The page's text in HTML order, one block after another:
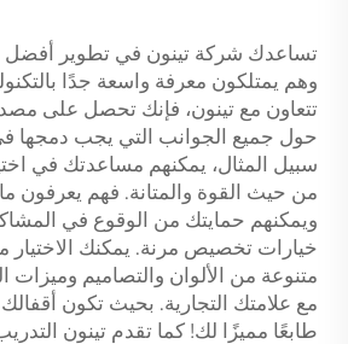
تساعدك شركة تينون في تطوير أفضل
وهم يمتلكون معرفة واسعة جدًا
تتعاون مع تينون، فإنك تحصل على
حول جميع الجوانب التي يجب دمجها
سبيل المثال، يمكنهم مساعدتك في
من حيث القوة والمتانة. فهم يعرفون
ويمكنهم حمايتك من الوقوع في
خيارات تخصيص مرنة. يمكنك
متنوعة من الألوان والتصاميم وميزات
مع علامتك التجارية. بحيث تكون
طابعًا مميزًا لك! كما تقدم تينون